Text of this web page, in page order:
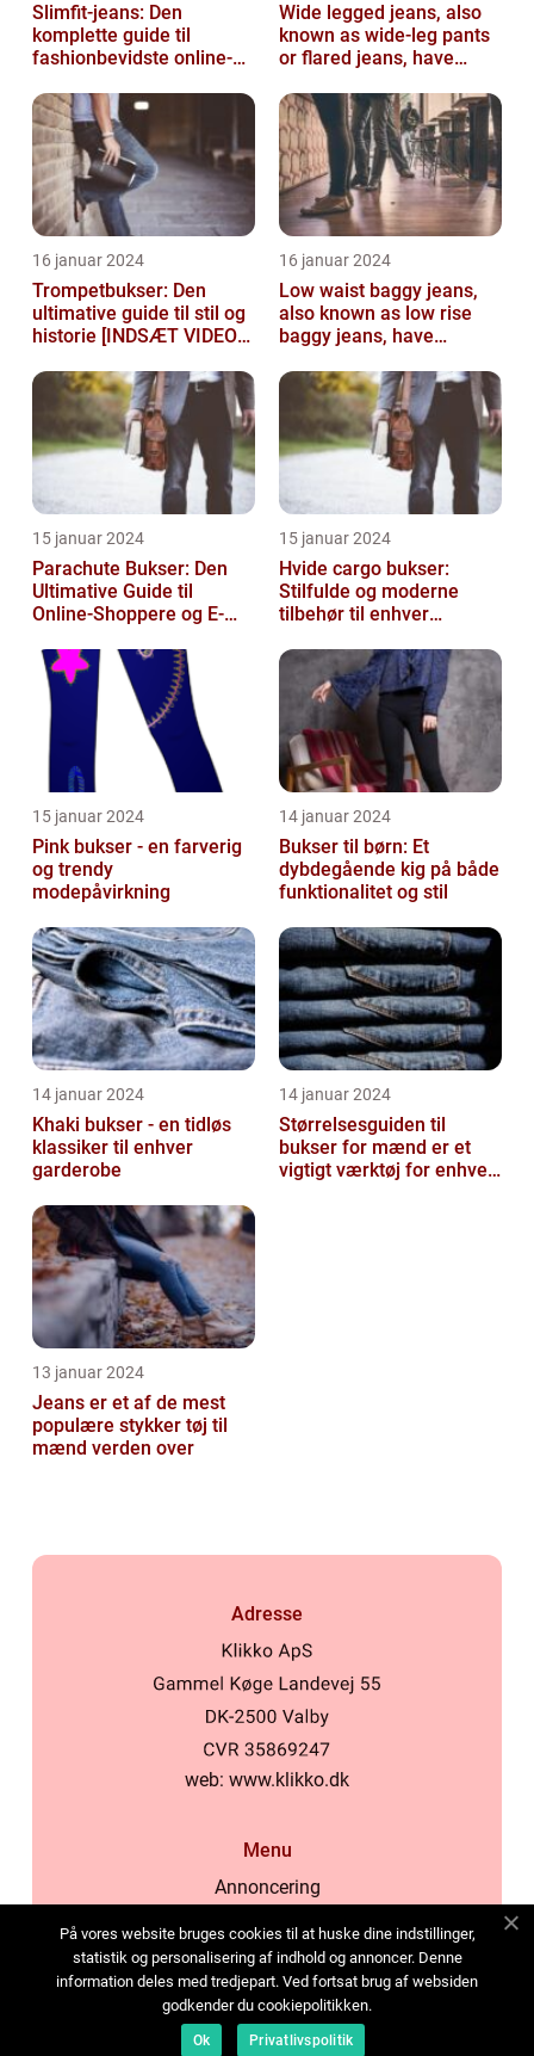
Slimfit-jeans: Den
komplette guide til
fashionbevidste online-
Wide legged jeans, also
known as wide-leg pants
or flared jeans, have
people...
16 januar 2024
Trompetbukser: Den
ultimative guide til stil og
historie [INDSÆT VIDEO
16 januar 2024
Low waist baggy jeans,
also known as low rise
baggy jeans, have
fashion choice for ...
15 januar 2024
Parachute Bukser: Den
Ultimative Guide til
Online-Shoppere og E-
15 januar 2024
Hvide cargo bukser:
Stilfulde og moderne
tilbehør til enhver
15 januar 2024
Pink bukser - en farverig
og trendy
modepåvirkning
14 januar 2024
Bukser til børn: Et
dybdegående kig på både
funktionalitet og stil
14 januar 2024
Khaki bukser - en tidløs
klassiker til enhver
garderobe
14 januar 2024
Størrelsesguiden til
bukser for mænd er et
vigtigt værktøj for enhver
13 januar 2024
Jeans er et af de mest
populære stykker tøj til
mænd verden over
Adresse
web: www.klikko.dk
Menu
Annoncering
Cookies
Kontakt os
Sitemap
På vores website bruges cookies til at huske dine indstillinger,
statistik og personalisering af indhold og annoncer. Denne
information deles med tredjepart. Ved fortsat brug af websiden
godkender du cookiepolitikken.
Ok Privatlivspolitik